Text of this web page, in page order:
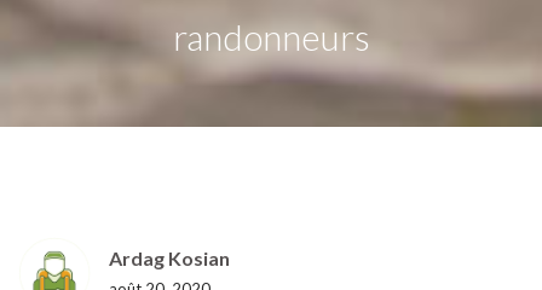
randonneurs
Ardag Kosian